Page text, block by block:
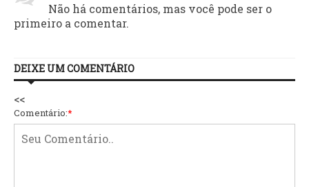
Não há comentários, mas você pode ser o
primeiro a comentar.
DEIXE UM COMENTÁRIO
<<
Comentário:*